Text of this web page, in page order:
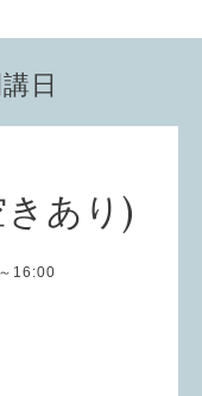
日
あり)
16:00